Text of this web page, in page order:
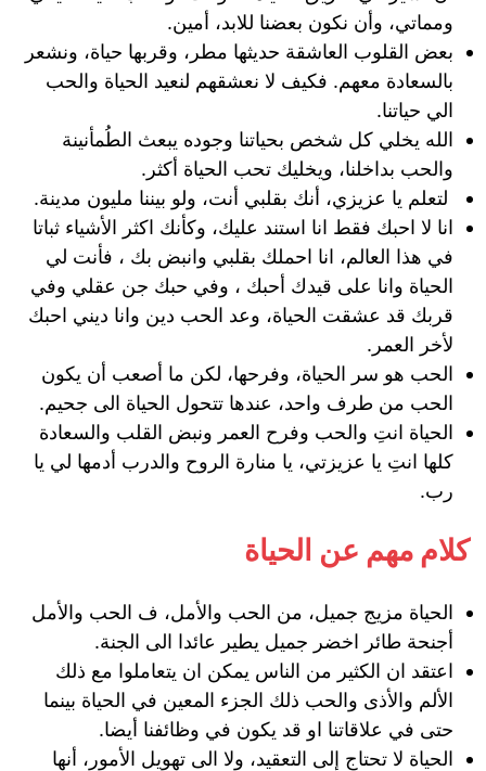
ومماتي، وأن نكون بعضنا للابد، أمين.
بعض القلوب العاشقة حديثها مطر، وقربها حياة، ونشعر
بالسعادة معهم. فكيف لا نعشقهم لنعيد الحياة والحب
الي حياتنا.
الله يخلي كل شخص بحياتنا وجوده يبعث الطُمأنينة
والحب بداخلنا، ويخليك تحب الحياة أكثر.
لتعلم يا عزيزي، أنك بقلبي أنت، ولو بيننا مليون مدينة.
انا لا احبك فقط انا استند عليك، وكأنك اكثر الأشياء ثباتا
في هذا العالم، انا احملك بقلبي وانبض بك ، فأنت لي
الحياة وانا على قيدك أحبك ، وفي حبك جن عقلي وفي
قربك قد عشقت الحياة، وعد الحب دين وانا ديني احبك
لأخر العمر.
الحب هو سر الحياة، وفرحها، لكن ما أصعب أن يكون
الحب من طرف واحد، عندها تتحول الحياة الى جحيم.
الحياة انتِ والحب وفرح العمر ونبض القلب والسعادة
كلها انتِ يا عزيزتي، يا منارة الروح والدرب أدمها لي يا
رب.
كلام مهم عن الحياة
الحياة مزيج جميل، من الحب والأمل، ف الحب والأمل
أجنحة طائر اخضر جميل يطير عائدا الى الجنة.
اعتقد ان الكثير من الناس يمكن ان يتعاملوا مع ذلك
الألم والأذى والحب ذلك الجزء المعين في الحياة بينما
حتى في علاقاتنا او قد يكون في وظائفنا أيضا.
الحياة لا تحتاج إلى التعقيد، ولا الى تهويل الأمور، أنها